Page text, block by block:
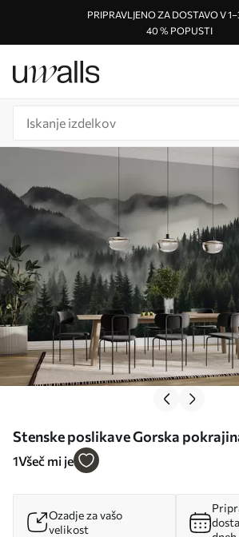
PRIPRAVLJENO ZA DOSTAVO V
40 % POPUSTI
Stenske poslikave Gorska
u96027
1Všeč mi je
Ozadje za vašo
velikost